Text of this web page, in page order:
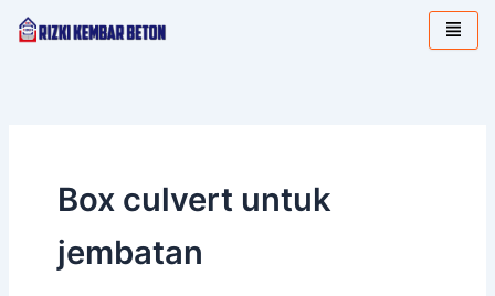
Lewati
Box culvert untuk
jembatan